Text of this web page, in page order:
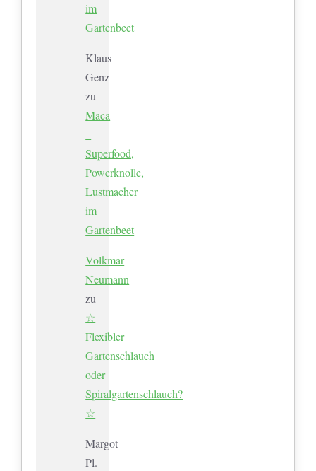
im
Gartenbeet
Klaus
Genz
zu
Maca
–
Superfood,
Powerknolle,
Lustmacher
im
Gartenbeet
Volkmar
Neumann
zu
☆
Flexibler
Gartenschlauch
oder
Spiralgartenschlauch?
☆
Margot
Pl.